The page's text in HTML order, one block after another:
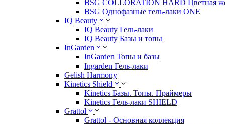
BSG COLLORATION HARD Цветная
BSG Однофазные гель-лаки ONE
IQ Beauty
IQ Beauty Гель-лаки
IQ Beauty Базы и топы
InGarden
InGarden Топы и базы
Ingarden Гель-лаки
Gelish Harmony
Kinetics Shield
Kinetics Базы. Топы. Праймеры
Kinetics Гель-лаки SHIELD
Grattol
Grattol - Oснoвнaя коллекция